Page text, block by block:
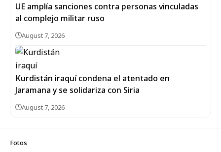
UE amplía sanciones contra personas vinculadas
al complejo militar ruso
August 7, 2026
Kurdistán iraquí condena el atentado en
Jaramana y se solidariza con Siria
August 7, 2026
Fotos